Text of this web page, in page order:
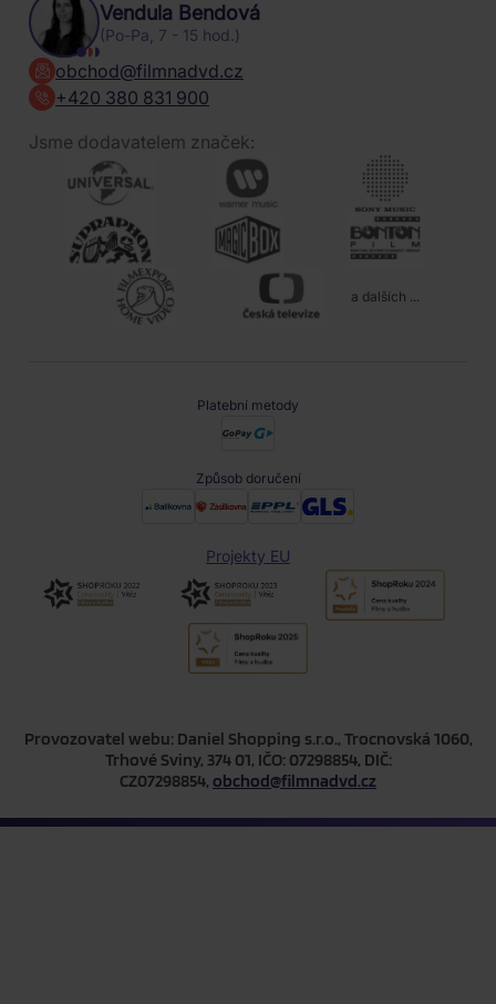
Vendula Bendová
(Po-Pa, 7 - 15 hod.)
obchod@filmnadvd.cz
+420 380 831 900
Jsme dodavatelem značek:
a dalších ...
Platební metody
Způsob doručení
Projekty EU
Provozovatel webu: Daniel Shopping s.r.o., Trocnovská 1060,
Trhové Sviny, 374 01, IČO: 07298854, DIČ:
CZ07298854, obchod@filmnadvd.cz